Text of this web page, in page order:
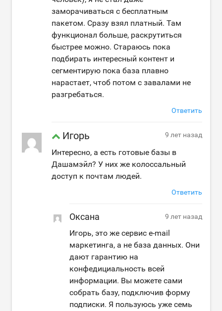
заморачиваться с бесплатным
пакетом. Сразу взял платный. Там
функционал больше, раскрутиться
быстрее можно. Стараюсь пока
подбирать интересный контент и
сегментирую пока база плавно
нарастает, чтоб потом с завалами не
разгребаться.
Ответить
Игорь 9 лет назад
Интересно, а есть готовые базы в
Дашамэйл? У них же колоссальный
доступ к почтам людей.
Ответить
Оксана 9 лет назад
Игорь, это же сервис e-mail
маркетинга, а не база данных. Они
дают гарантию на
конфедициальность всей
информации. Вы можете сами
собрать базу, подключив форму
подписки. Я пользуюсь уже семь